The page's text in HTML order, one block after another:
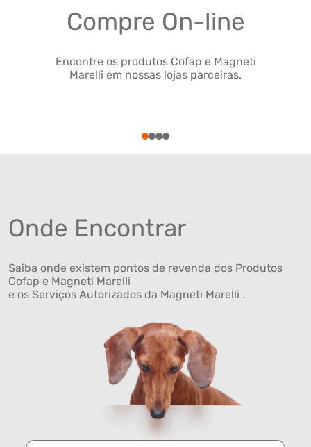
Compre On-line
Encontre os produtos Cofap e Magneti
Marelli em nossas lojas parceiras.
1234
Onde Encontrar
Saiba onde existem pontos de revenda dos Produtos
Cofap e Magneti Marelli
e os Serviços Autorizados da Magneti Marelli .